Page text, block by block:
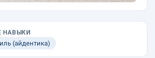
НАВЫКИ
(айдентика)